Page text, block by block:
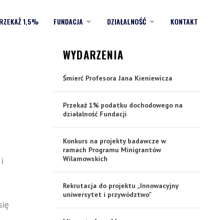
1,5% FUNDACJA DZIAŁALNOŚĆ KONTAKT
WYDARZENIA
Śmierć Profesora Jana Kieniewicza
Przekaż 1% podatku dochodowego na
działalność Fundacji
Konkurs na projekty badawcze w
ramach Programu Minigrantów
Wilamowskich
Rekrutacja do projektu „Innowacyjny
uniwersytet i przywództwo”